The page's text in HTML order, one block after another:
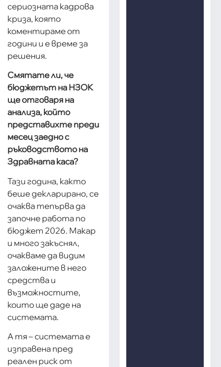
сериозната кадрова
криза, която
коментираме от
години и е време за
решения.
Смятате ли, че
бюджетът на НЗОК
ще отговаря на
анализа, който
представихте преди
месец заедно с
ръководството на
Здравната каса?
Тази година, както
беше декларирано, се
очаква тепърва да
започне работа по
бюджет 2026. Макар
и много закъснял,
очакваме да видим
заложените в него
средства и
възможностите,
които ще даде на
системата.
А тя – системата е
изправена пред
реален риск от